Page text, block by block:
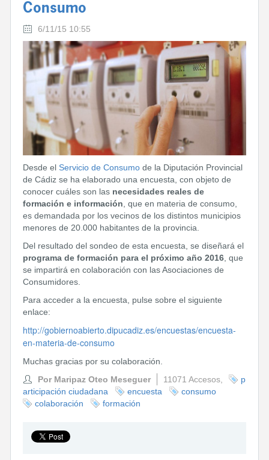
Consumo
6/11/15 10:55
Desde el Servicio de Consumo de la Diputación Provincial
de Cádiz se ha elaborado una encuesta, con objeto de
conocer cuáles son las necesidades reales de
formación e información , que en materia de consumo,
es demandada por los vecinos de los distintos municipios
menores de 20.000 habitantes de la provincia.
Del resultado del sondeo de esta encuesta, se diseñará el
programa de formación para el próximo año 2016 , que
se impartirá en colaboración con las Asociaciones de
Consumidores.
Para acceder a la encuesta, pulse sobre el siguiente
enlace:
http://gobiernoabierto.dipucadiz.es/encuestas/encuesta-
en-materia-de-consumo
Muchas gracias por su colaboración.
Por Maripaz Oteo Meseguer
11071 Accesos,
p
articipación ciudadana
encuesta
consumo
colaboración
formación